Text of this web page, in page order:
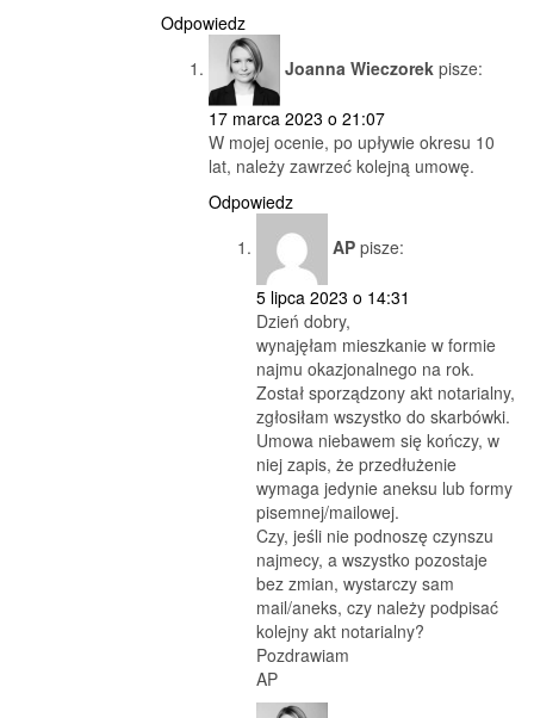
Odpowiedz
Joanna Wieczorek pisze:
17 marca 2023 o 21:07
W mojej ocenie, po upływie okresu 10
lat, należy zawrzeć kolejną umowę.
Odpowiedz
AP pisze:
5 lipca 2023 o 14:31
Dzień dobry,
wynajęłam mieszkanie w formie
najmu okazjonalnego na rok.
Został sporządzony akt notarialny,
zgłosiłam wszystko do skarbówki.
Umowa niebawem się kończy, w
niej zapis, że przedłużenie
wymaga jedynie aneksu lub formy
pisemnej/mailowej.
Czy, jeśli nie podnoszę czynszu
najmecy, a wszystko pozostaje
bez zmian, wystarczy sam
mail/aneks, czy należy podpisać
kolejny akt notarialny?
Pozdrawiam
AP